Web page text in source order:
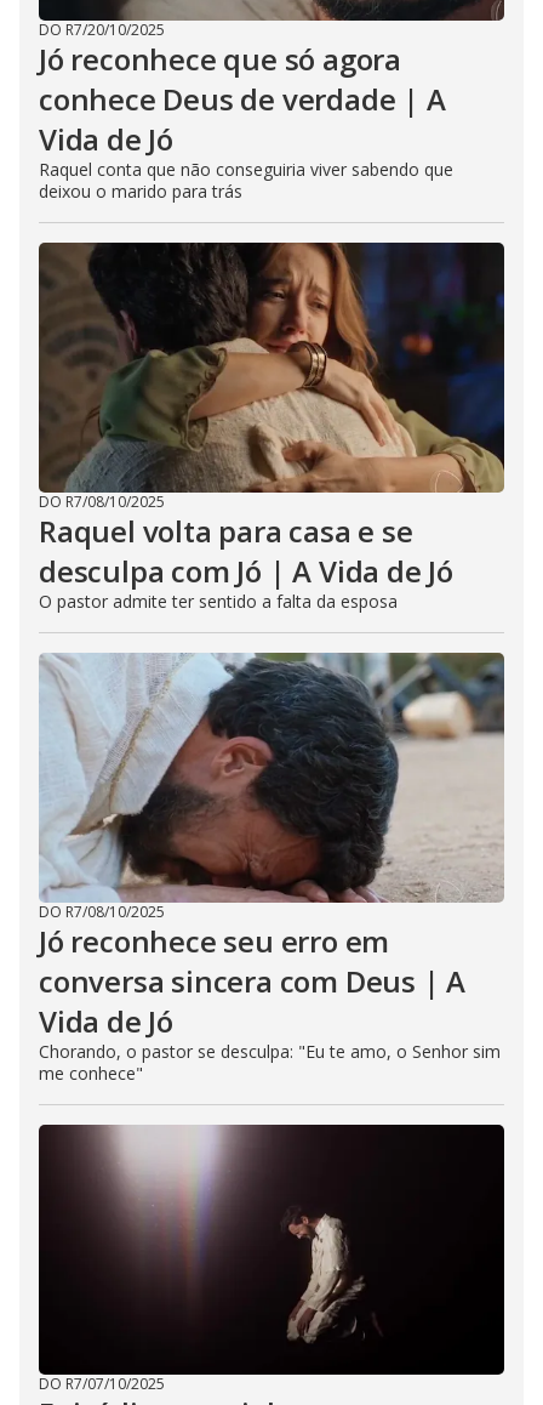
DO R7/20/10/2025
Jó reconhece que só agora
conhece Deus de verdade | A
Vida de Jó
Raquel conta que não conseguiria viver sabendo que
deixou o marido para trás
DO R7/08/10/2025
Raquel volta para casa e se
desculpa com Jó | A Vida de Jó
O pastor admite ter sentido a falta da esposa
DO R7/08/10/2025
Jó reconhece seu erro em
conversa sincera com Deus | A
Vida de Jó
Chorando, o pastor se desculpa: "Eu te amo, o Senhor sim
me conhece"
DO R7/07/10/2025